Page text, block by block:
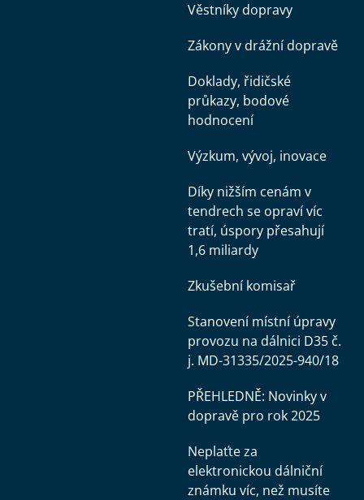
Věstníky dopravy
Zákony v drážní dopravě
Doklady, řidičské
průkazy, bodové
hodnocení
Výzkum, vývoj, inovace
Díky nižším cenám v
tendrech se opraví víc
tratí, úspory přesahují
1,6 miliardy
Zkušební komisař
Stanovení místní úpravy
provozu na dálnici D35 č.
j. MD-31335/2025-940/18
PŘEHLEDNĚ: Novinky v
dopravě pro rok 2025
Neplaťte za
elektronickou dálniční
známku víc, než musíte